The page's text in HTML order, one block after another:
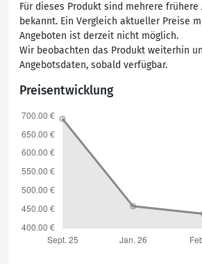
Für dieses Produkt sind mehrere
bekannt. Ein Vergleich aktueller Preise
Angeboten ist derzeit nicht möglich.
Wir beobachten das Produkt weiterhin
Angebotsdaten, sobald verfügbar.
Preisentwicklung